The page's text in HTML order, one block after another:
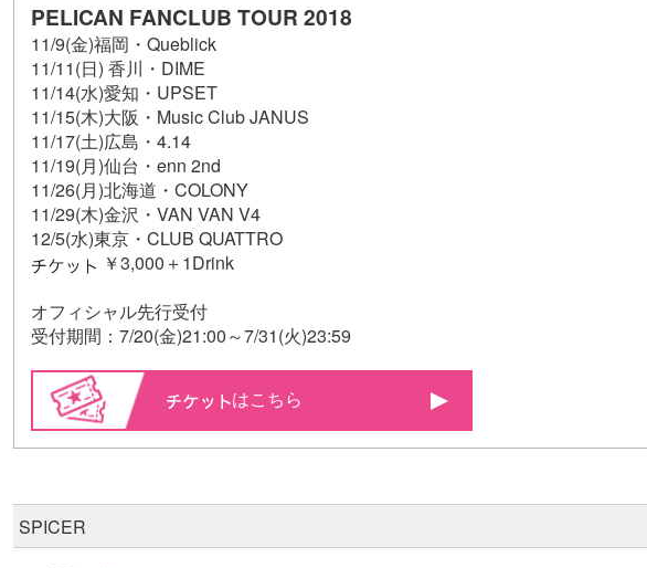
PELICAN FANCLUB TOUR 2018
11/9(金)福岡・Queblick
11/11(日) 香川・DIME
11/14(水)愛知・UPSET
11/15(木)大阪・Music Club JANUS
11/17(土)広島・4.14
11/19(月)仙台・enn 2nd
11/26(月)北海道・COLONY
11/29(木)金沢・VAN VAN V4
12/5(水)東京・CLUB QUATTRO
￥3,000＋1Drink
オフィシャル先行受付
受付期間：7/20(金)21:00～7/31(火)23:59
はこちら
SPICER